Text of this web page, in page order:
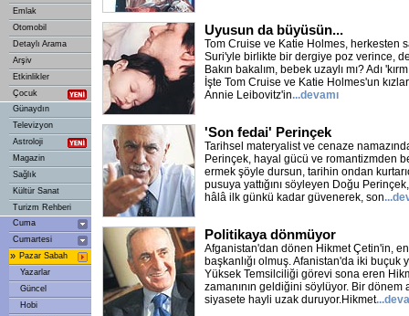
Emlak
Otomobil
Detaylı Arama
Arşiv
Etkinlikler
Çocuk
Günaydın
Televizyon
Astroloji
Magazin
Sağlık
Kültür Sanat
Turizm Rehberi
Cuma
Cumartesi
» Pazar Sabah
Yazarlar
Güncel
Hobi
Uyusun da büyüsün...
Tom Cruise ve Katie Holmes, herkesten
Suri'yle birlikte bir dergiye poz verince,
Bakın bakalım, bebek uzaylı mı? Adı
İşte Tom Cruise ve Katie Holmes'un
Annie Leibovitz'in...devamı
'Son fedai' Perinçek
Tarihsel materyalist ve cenaze
Perinçek, hayal gücü ve romantizmden
ermek şöyle dursun, tarihin ondan
pusuya yattığını söyleyen Doğu
hâlâ ilk günkü kadar güvenerek, son
Politikaya dönmüyor
Afganistan'dan dönen Hikmet Çetin'in,
başkanlığı olmuş. Afanistan'da iki buçuk
Yüksek Temsilciliği görevi sona eren
zamanının geldiğini söylüyor. Bir dönem
siyasete hayli uzak duruyor.Hikmet